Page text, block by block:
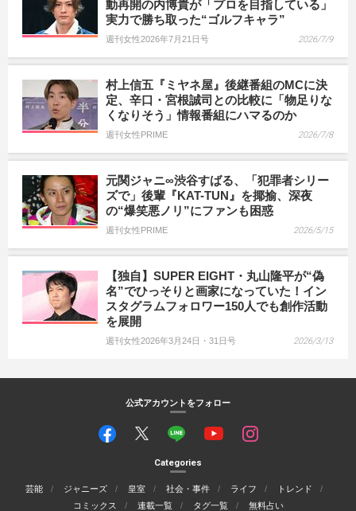
動再開の内博貴が「プロを目指している」
実力で勝ち取った“ゴルフキャラ”
週刊女性2026年7月21日号 2026/7/9
村上信五『ミヤネ屋』後継番組のMCに決
定、辛口・宮根誠司との比較に「物足りな
くなりそう」情報番組にハマるのか
週刊女性PRIME 2026/7/8
元関ジャニ∞渋谷すばる、「犯罪者シリー
ズで」後輩『KAT-TUN』を揶揄、深夜
の“爆笑悪ノリ”にファンも困惑
週刊女性PRIME 2026/5/15
【独自】SUPER EIGHT・丸山隆平が“偽
名”でひっそりと画家になっていた！イン
スタグラムフォロワー150人でも創作活動
を展開
週刊女性2026年3月24日・31日号 2026/3/13
公式アカウントをフォロー
Categories
芸能 ジャニーズ 皇室 社会・事件 ライフ
トレンド
コミックス
連載一覧 タグ一覧 無料占い